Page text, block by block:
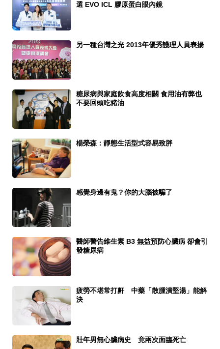
選 EVO ICL 膠原蛋白眼內鏡
另一種台灣之光 2013年優秀護理人員表揚
糖尿病與家庭飲食高度相關 食用油有弊也
不要回頭吃豬油
楊榮森：靜態生活型式容易致胖
感覺身邊有鬼？你的大腦被騙了
醫師警告維生素 B3 無益預防心臟病 卻會引
發糖尿病
疲勞不堪常打鼾 中藥「散腫潰堅湯」能解
決
壯年男無心臟病史 竟兩次面臨死亡